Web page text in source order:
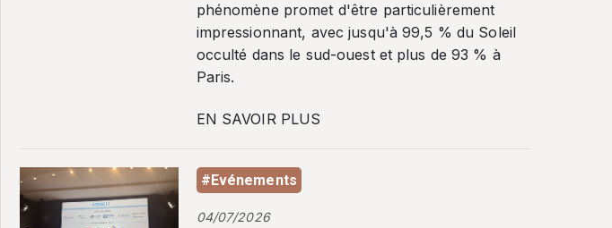
phénomène promet d'être particulièrement
impressionnant, avec jusqu'à 99,5 % du Soleil
occulté dans le sud-ouest et plus de 93 % à
Paris.
EN SAVOIR PLUS
#Evénements
04/07/2026